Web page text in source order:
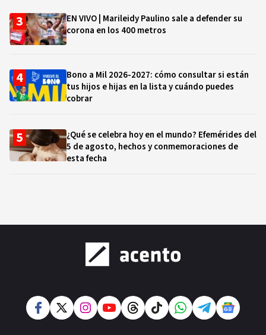
EN VIVO | Marileidy Paulino sale a defender su
corona en los 400 metros
Bono a Mil 2026-2027: cómo consultar si están
tus hijos e hijas en la lista y cuándo puedes
cobrar
¿Qué se celebra hoy en el mundo? Efemérides del
5 de agosto, hechos y conmemoraciones de
esta fecha